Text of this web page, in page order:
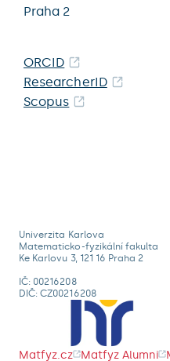
Praha 2
ORCID
ResearcherID
Scopus
Univerzita Karlova
Matematicko-fyzikální fakulta
Ke Karlovu 3, 121 16 Praha 2
IČ: 00216208
DIČ: CZ00216208
Matfyz.cz Matfyz Alumni